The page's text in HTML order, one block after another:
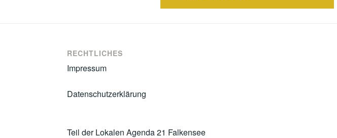
RECHTLICHES
Impressum
Datenschutzerklärung
Teil der Lokalen Agenda 21 Falkensee